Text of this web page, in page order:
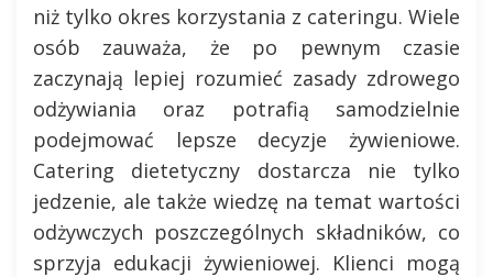
niż tylko okres korzystania z cateringu. Wiele
osób zauważa, że po pewnym czasie
zaczynają lepiej rozumieć zasady zdrowego
odżywiania oraz potrafią samodzielnie
podejmować lepsze decyzje żywieniowe.
Catering dietetyczny dostarcza nie tylko
jedzenie, ale także wiedzę na temat wartości
odżywczych poszczególnych składników, co
sprzyja edukacji żywieniowej. Klienci mogą